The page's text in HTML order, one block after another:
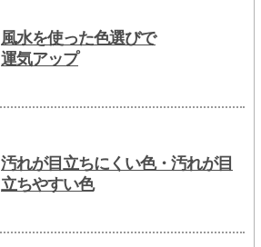
風水を使った色選びで
運気アップ
汚れが目立ちにくい色・汚れが目
立ちやすい色